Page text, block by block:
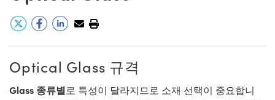
Breadboards
Slides
Objectives
Objectives
Magnification Lenses
Cameras™
Test Targets
Products
Lenses
Lenses
Optical Glass 규격
Glass 종류별 로 특성이 달라지므로 소재 선택이 중요합니